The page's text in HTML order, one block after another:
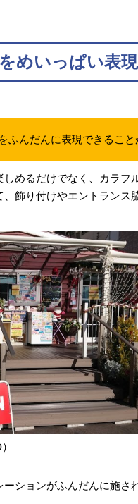
めいっぱい表現
んだんに表現できること
めるだけでなく、カラフ
飾り付けやエントランス
ションがふんだんに施さ